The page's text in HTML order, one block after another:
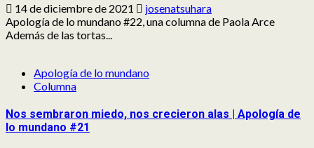
14 de diciembre de 2021
josenatsuhara
Apología de lo mundano #22, una columna de Paola Arce
Además de las tortas...
Apología de lo mundano
Columna
Nos sembraron miedo, nos crecieron alas | Apología de
lo mundano #21